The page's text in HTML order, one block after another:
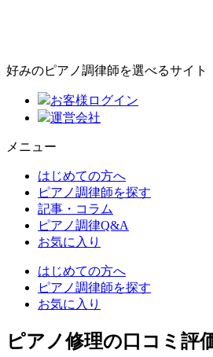
好みのピアノ調律師を選べるサイト
お客様ログイン
運営会社
メニュー
はじめての方へ
ピアノ調律師を探す
記事・コラム
ピアノ調律Q&A
お気に入り
はじめての方へ
ピアノ調律師を探す
お気に入り
ピアノ修理の口コミ評